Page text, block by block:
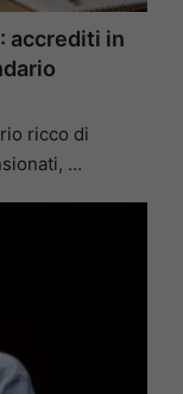
accrediti in
ricco di
…